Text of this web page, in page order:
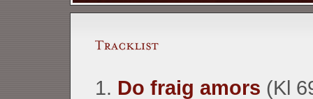
1. Do fraig amors (Kl